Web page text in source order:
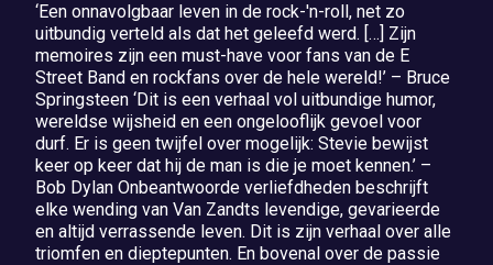
‘Een onnavolgbaar leven in de rock-'n-roll, net zo
uitbundig verteld als dat het geleefd werd. […] Zijn
memoires zijn een must-have voor fans van de E
Street Band en rockfans over de hele wereld!’ – Bruce
Springsteen ‘Dit is een verhaal vol uitbundige humor,
wereldse wijsheid en een ongelooflijk gevoel voor
durf. Er is geen twijfel over mogelijk: Stevie bewijst
keer op keer dat hij de man is die je moet kennen.’ –
Bob Dylan Onbeantwoorde verliefdheden beschrijft
elke wending van Van Zandts levendige, gevarieerde
en altijd verrassende leven. Dit is zijn verhaal over alle
triomfen en dieptepunten. En bovenal over de passie